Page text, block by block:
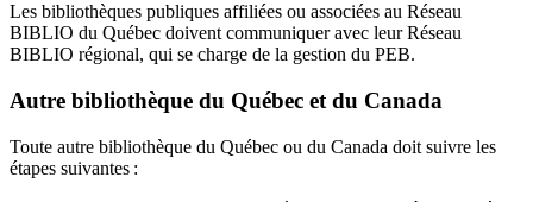
Les bibliothèques publiques affiliées ou associées au Réseau
BIBLIO du Québec doivent communiquer avec leur Réseau
BIBLIO régional, qui se charge de la gestion du PEB.
Autre bibliothèque du Québec et du Canada
Toute autre bibliothèque du Québec ou du Canada doit suivre les
étapes suivantes :